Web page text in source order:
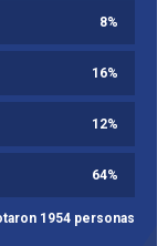
8%
16%
12%
64%
1954 personas